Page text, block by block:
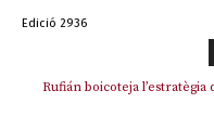
Edició 2936
Rufián boicoteja l’estratègia
Rufián dinamita la unitat